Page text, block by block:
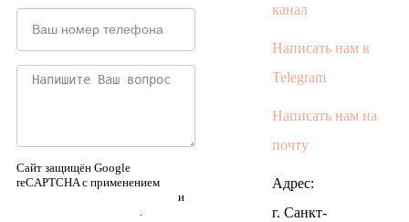
Сайт защищён Google
reCAPTCHA с применением
и
канал
Написать нам в
Telegram
Написать нам на
почту
Адрес:
г. Санкт-